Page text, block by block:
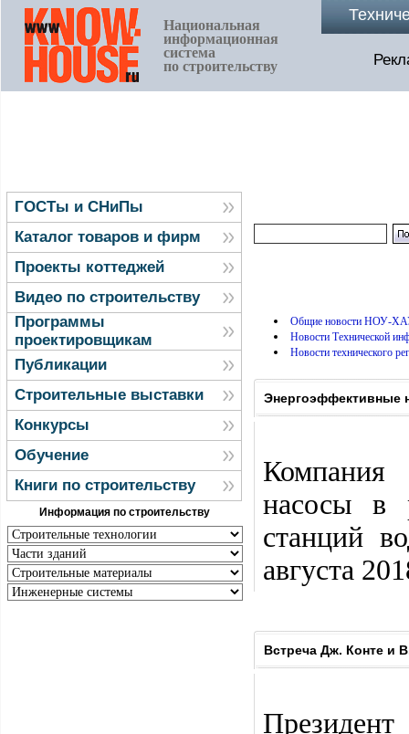
Национальная
информационная
система
по строительству
ГОСТы и СНиПы
Каталог товаров и фирм
Проекты коттеджей
Видео по строительству
Программы
проектировщикам
Публикации
Строительные выставки
Конкурсы
Обучение
Книги по строительству
Информация по строительству
Общие новости НОУ-
Новости Технической
Новости технического
Энергоэффективные
Компания
насосы в
станций
августа
Встреча Дж. Конте и